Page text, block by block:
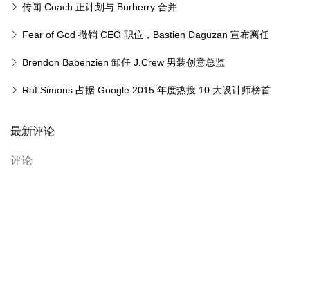
传闻 Coach 正计划与 Burberry 合并
Fear of God 撤销 CEO 职位，Bastien Daguzan 宣布离任
Brendon Babenzien 卸任 J.Crew 男装创意总监
Raf Simons 占据 Google 2015 年度热搜 10 大设计师榜首
最新评论